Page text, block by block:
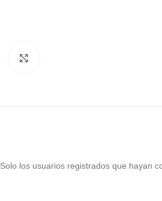
Solo los usuarios registrados que hayan